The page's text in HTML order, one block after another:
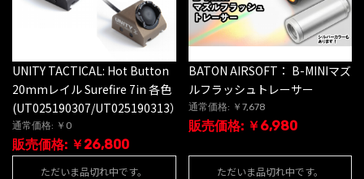
UNITY TACTICAL: Hot Button
20mmレイル Surefire 7in 各色
(UT025190307/UT025190313）
通常価格: ￥0
販売価格: ￥26,800
ただいま品切れ中です。
BATON AIRSOFT： B-MINIマズ
ルフラッシュトレーサー
通常価格: ￥7,678
販売価格: ￥6,980
ただいま品切れ中です。